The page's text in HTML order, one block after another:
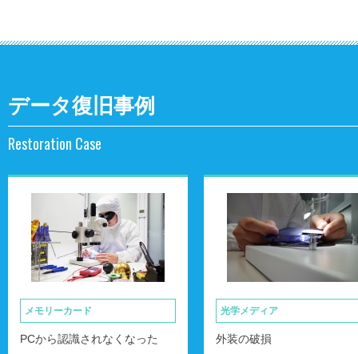
データ復旧事例
Restoration Case
メモリーカード
PCから認識されなくなった
光学メディア
外装の破損